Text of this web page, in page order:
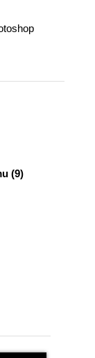
(9)
cyfrowy